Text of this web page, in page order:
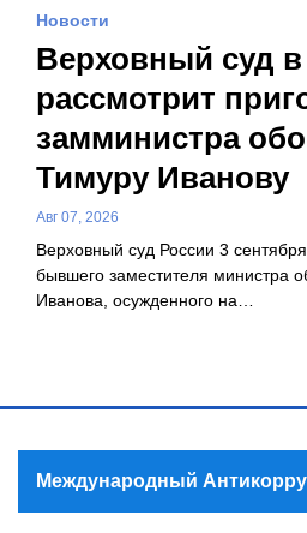
Новости
Верховный суд в
рассмотрит
замминистра
Тимуру Иванову
Авг 07, 2026
Верховный суд России 3
бывшего заместителя министра
Иванова, осужденного на…
Международный